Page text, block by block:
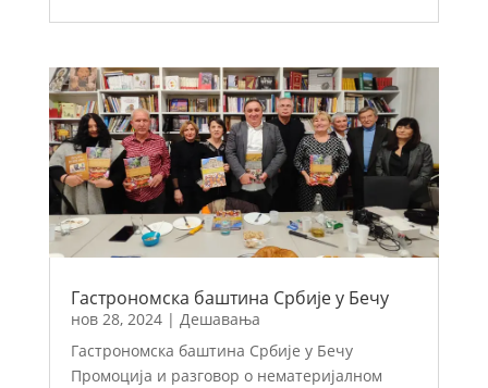
Гастрономска баштина Србије у Бечу
нов 28, 2024| Дешавања
Гастрономска баштина Србије у Бечу
Промоција и разговор о нематеријалном